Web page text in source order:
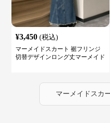
¥3,450 (税込)
マーメイドスカート 裾フリンジ
切替デザインロング丈マーメイド
マーメイドスカ